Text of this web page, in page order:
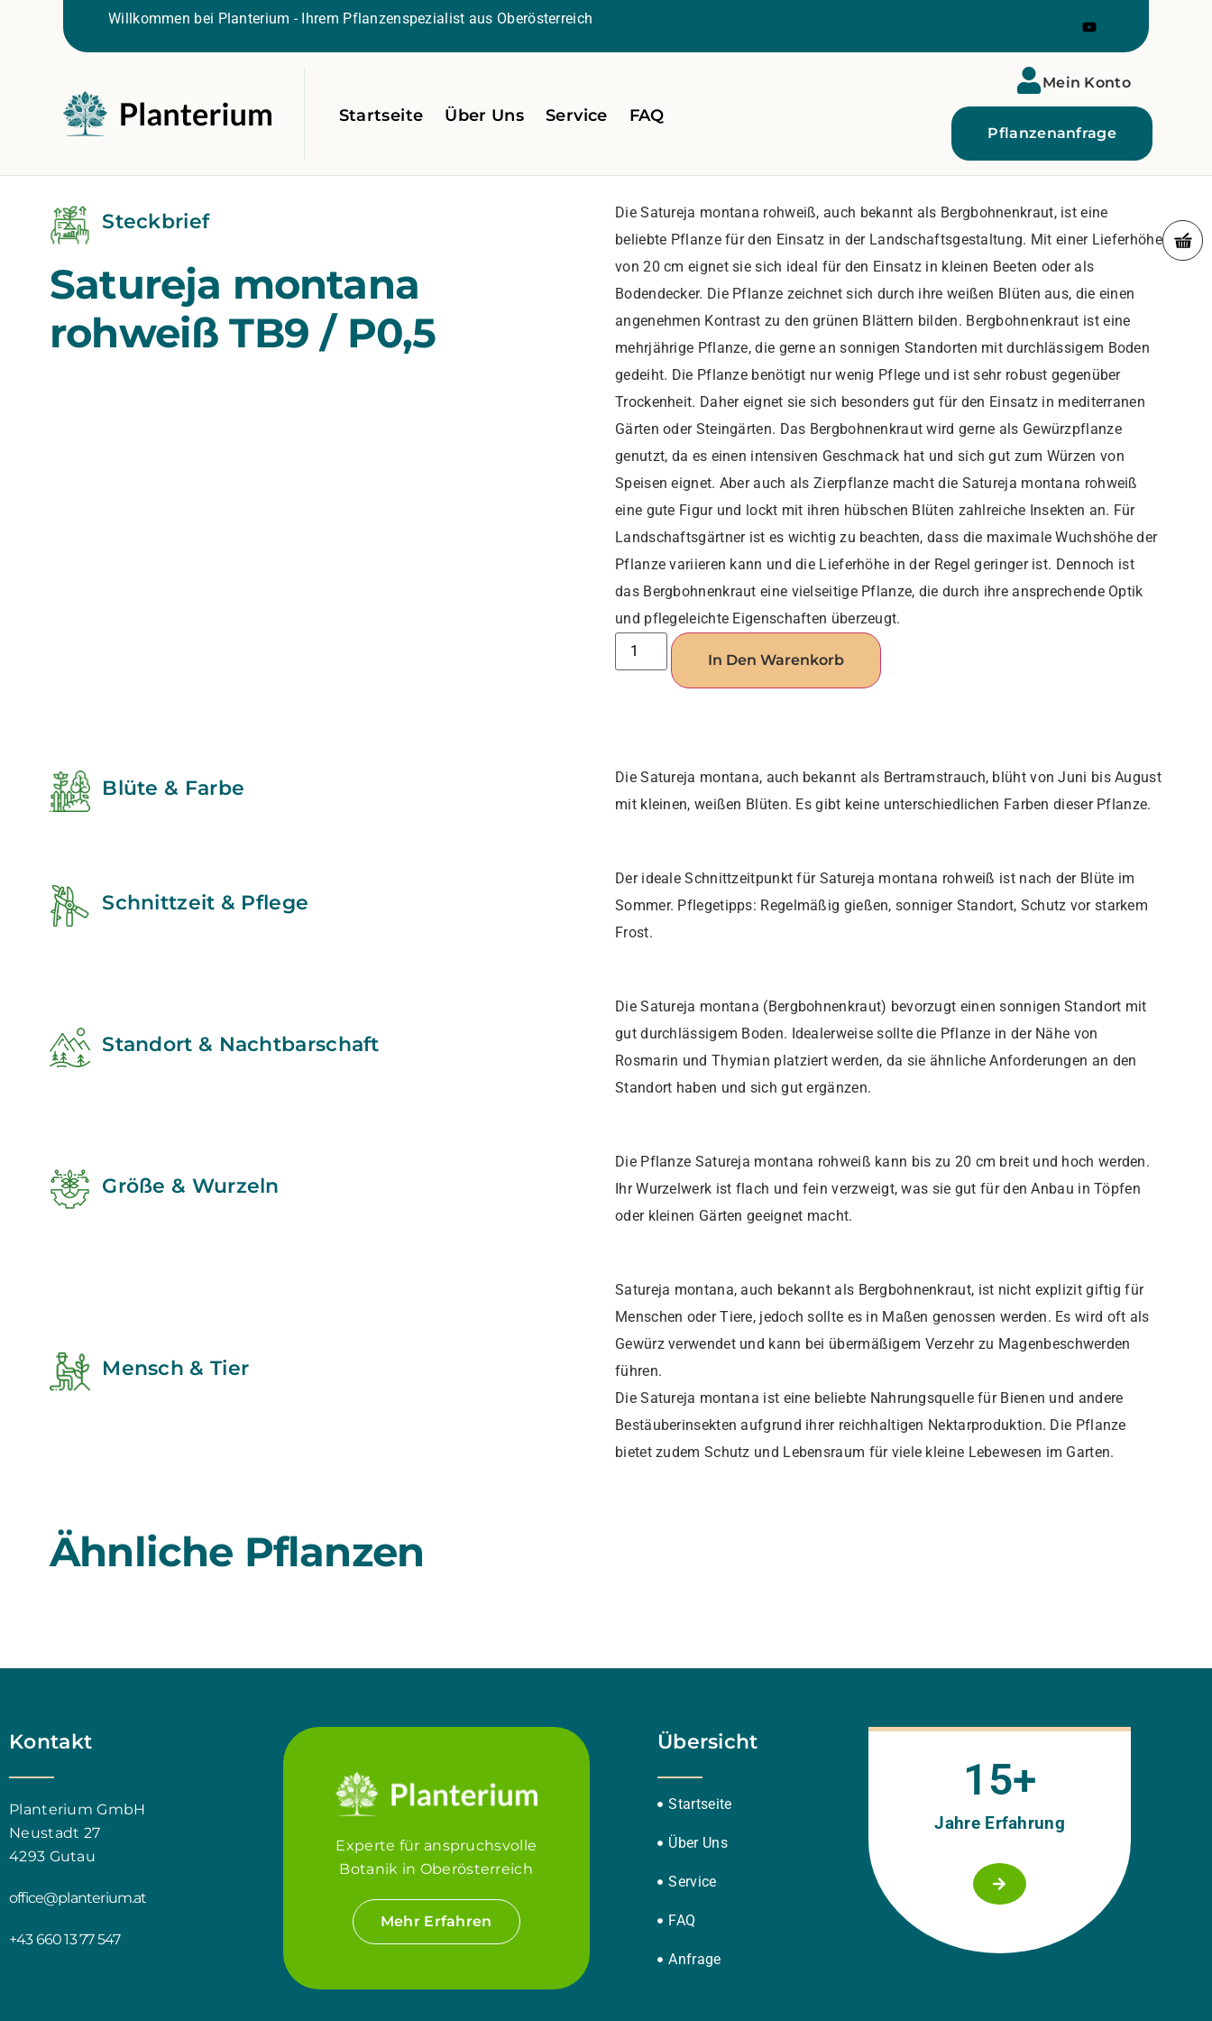
Willkommen bei Planterium - Ihrem Pflanzenspezialist aus Oberösterreich
Startseite Über Uns Service FAQ
Mein Konto
Pflanzenanfrage
Steckbrief
Satureja montana
rohweiß TB9 / P0,5
Die Satureja montana rohweiß, auch bekannt als Bergbohnenkraut, ist eine
beliebte Pflanze für den Einsatz in der Landschaftsgestaltung. Mit einer Lieferhöhe
von 20 cm eignet sie sich ideal für den Einsatz in kleinen Beeten oder als
Bodendecker. Die Pflanze zeichnet sich durch ihre weißen Blüten aus, die einen
angenehmen Kontrast zu den grünen Blättern bilden. Bergbohnenkraut ist eine
mehrjährige Pflanze, die gerne an sonnigen Standorten mit durchlässigem Boden
gedeiht. Die Pflanze benötigt nur wenig Pflege und ist sehr robust gegenüber
Trockenheit. Daher eignet sie sich besonders gut für den Einsatz in mediterranen
Gärten oder Steingärten. Das Bergbohnenkraut wird gerne als Gewürzpflanze
genutzt, da es einen intensiven Geschmack hat und sich gut zum Würzen von
Speisen eignet. Aber auch als Zierpflanze macht die Satureja montana rohweiß
eine gute Figur und lockt mit ihren hübschen Blüten zahlreiche Insekten an. Für
Landschaftsgärtner ist es wichtig zu beachten, dass die maximale Wuchshöhe der
Pflanze variieren kann und die Lieferhöhe in der Regel geringer ist. Dennoch ist
das Bergbohnenkraut eine vielseitige Pflanze, die durch ihre ansprechende Optik
und pflegeleichte Eigenschaften überzeugt.
In Den Warenkorb
Blüte & Farbe
Die Satureja montana, auch bekannt als Bertramstrauch, blüht von Juni bis August
mit kleinen, weißen Blüten. Es gibt keine unterschiedlichen Farben dieser Pflanze.
Schnittzeit & Pflege
Der ideale Schnittzeitpunkt für Satureja montana rohweiß ist nach der Blüte im
Sommer. Pflegetipps: Regelmäßig gießen, sonniger Standort, Schutz vor starkem
Frost.
Standort & Nachtbarschaft
Die Satureja montana (Bergbohnenkraut) bevorzugt einen sonnigen Standort mit
gut durchlässigem Boden. Idealerweise sollte die Pflanze in der Nähe von
Rosmarin und Thymian platziert werden, da sie ähnliche Anforderungen an den
Standort haben und sich gut ergänzen.
Größe & Wurzeln
Die Pflanze Satureja montana rohweiß kann bis zu 20 cm breit und hoch werden.
Ihr Wurzelwerk ist flach und fein verzweigt, was sie gut für den Anbau in Töpfen
oder kleinen Gärten geeignet macht.
Mensch & Tier
Satureja montana, auch bekannt als Bergbohnenkraut, ist nicht explizit giftig für
Menschen oder Tiere, jedoch sollte es in Maßen genossen werden. Es wird oft als
Gewürz verwendet und kann bei übermäßigem Verzehr zu Magenbeschwerden
führen.
Die Satureja montana ist eine beliebte Nahrungsquelle für Bienen und andere
Bestäuberinsekten aufgrund ihrer reichhaltigen Nektarproduktion. Die Pflanze
bietet zudem Schutz und Lebensraum für viele kleine Lebewesen im Garten.
Ähnliche Pflanzen
Kontakt
Planterium GmbH
Neustadt 27
4293 Gutau
office@planterium.at
+43 660 13 77 547
Experte für anspruchsvolle
Botanik in Oberösterreich
Mehr Erfahren
Übersicht
Startseite
Über Uns
Service
FAQ
Anfrage
Jahre Erfahrung
15+